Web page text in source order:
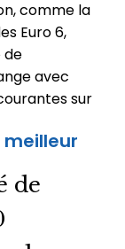
comme la
Euro 6,
de
avec
sur
de